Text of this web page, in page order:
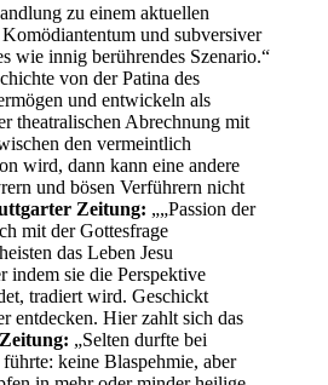
zu einem aktuellen
und subversiver
wie innig berührendes Szenario.“
von der Patina des
und entwickeln als
theatralischen Abrechnung mit
den vermeintlich
wird, dann kann eine andere
und bösen Verführern nicht
Zeitung: „„Passion der
mit der Gottesfrage
das Leben Jesu
indem sie die Perspektive
tradiert wird. Geschickt
entdecken. Hier zahlt sich das
„Selten durfte bei
keine Blaspehmie, aber